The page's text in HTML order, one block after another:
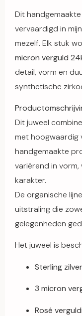
Dit
vervaardigd in
mezelf. Elk stuk
micron verguld
detail, vorm en
synthetische
Dit juweel
met hoogwaardig
handgemaakte
variërend in
karakter.
De organische
uitstraling die
gelegenheden
Het juweel is
Sterling
3 micron
Rosé